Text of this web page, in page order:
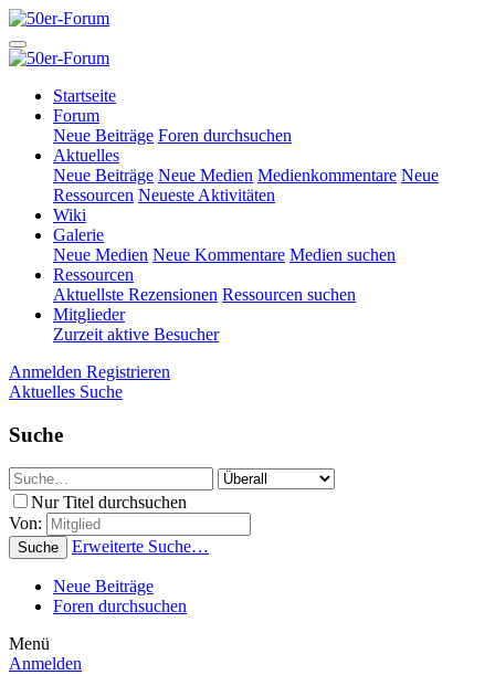
Startseite
Forum
Neue Beiträge Foren durchsuchen
Aktuelles
Neue Beiträge Neue Medien Medienkommentare Neue
Ressourcen Neueste Aktivitäten
Wiki
Galerie
Neue Medien Neue Kommentare Medien suchen
Ressourcen
Aktuellste Rezensionen Ressourcen suchen
Mitglieder
Zurzeit aktive Besucher
Anmelden Registrieren
Aktuelles Suche
Suche
Nur Titel durchsuchen
Von:
Suche Erweiterte Suche…
Neue Beiträge
Foren durchsuchen
Menü
Anmelden